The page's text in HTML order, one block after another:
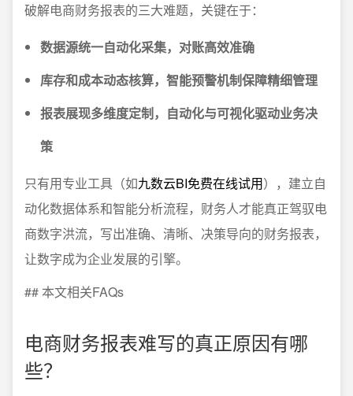
破解电商财务报表的三大难题，关键在于：
数据源统一自动化采集，对账高效准确
库存和成本动态核算，智能预警机制保障精细管理
报表展现多维度定制，自动化与可视化驱动业务决
策
只有用专业工具（如九数云BI免费在线试用），建立自
动化数据体系和智能分析流程，财务人才能真正驾驭电
商数字洪流，写出准确、清晰、决策导向的财务报表，
让数字成为企业发展的引擎。
## 本文相关FAQs
电商财务报表难写的真正原因有哪
些？